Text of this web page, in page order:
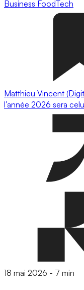
Business FoodTech
Matthieu Vincent
l’année 2026 sera
18 mai 2026 - 7 min